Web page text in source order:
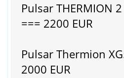
Pulsar THERMION
=== 2200 EUR
Pulsar Thermion
2000 EUR